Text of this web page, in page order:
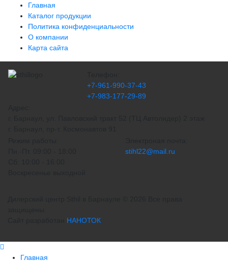
Главная
Каталог продукции
Политика конфиденциальности
О компании
Карта сайта
+7-961-990-37-43
+7-983-177-29-89
stihl22@mail.ru
НАНОТОК
Главная